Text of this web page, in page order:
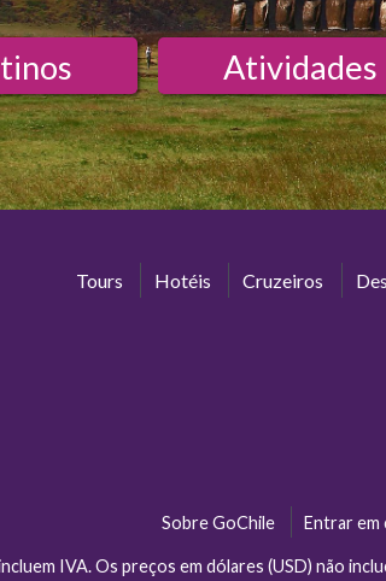
Atividades
Tours Hotéis Cruzeiros
Sobre GoChile Entrar
IVA. Os preços em dólares (USD) não